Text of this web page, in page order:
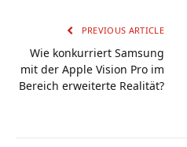
PREVIOUS ARTICLE
Wie konkurriert Samsung
mit der Apple Vision Pro im
Bereich erweiterte Realität?